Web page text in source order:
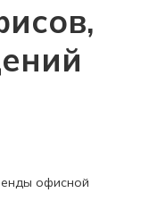
офисной